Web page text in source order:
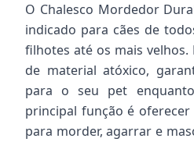
O Chalesco Mordedor
indicado para cães de
filhotes até os mais
de material atóxico,
para o seu pet
principal função é
para morder, agarrar e